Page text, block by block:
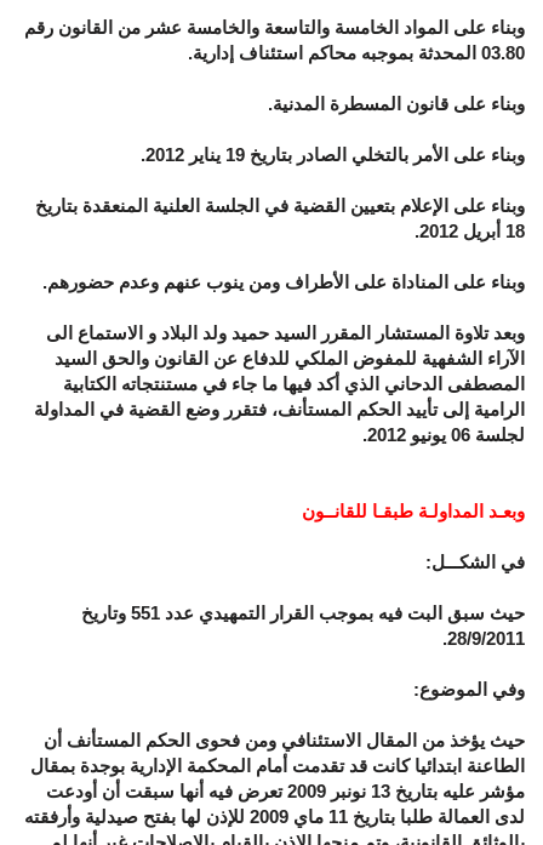
وبناء على المواد الخامسة والتاسعة والخامسة عشر من القانون رقم
03.80 المحدثة بموجبه محاكم استئناف إدارية.
وبناء على قانون المسطرة المدنية.
وبناء على الأمر بالتخلي الصادر بتاريخ 19 يناير 2012.
وبناء على الإعلام بتعيين القضية في الجلسة العلنية المنعقدة بتاريخ
18 أبريل 2012.
وبناء على المناداة على الأطراف ومن ينوب عنهم وعدم حضورهم.
وبعد تلاوة المستشار المقرر السيد حميد ولد البلاد و الاستماع الى
الآراء الشفهية للمفوض الملكي للدفاع عن القانون والحق السيد
المصطفى الدحاني الذي أكد فيها ما جاء في مستنتجاته الكتابية
الرامية إلى تأييد الحكم المستأنف، فتقرر وضع القضية في المداولة
لجلسة 06 يونيو 2012.
وبعـد المداولـة طبقـا للقانــون
في الشكـــل:
حيث سبق البت فيه بموجب القرار التمهيدي عدد 551 وتاريخ
28/9/2011.
وفي الموضوع:
حيث يؤخذ من المقال الاستئنافي ومن فحوى الحكم المستأنف أن
الطاعنة ابتدائيا كانت قد تقدمت أمام المحكمة الإدارية بوجدة بمقال
مؤشر عليه بتاريخ 13 نونبر 2009 تعرض فيه أنها سبقت أن أودعت
لدى العمالة طلبا بتاريخ 11 ماي 2009 للإذن لها بفتح صيدلية وأرفقته